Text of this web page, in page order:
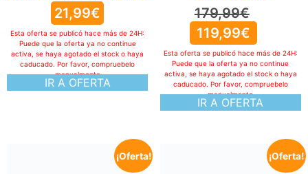
21,99€
IR A OFERTA
Esta oferta se publicó hace más de 24H:
Puede que la oferta ya no continue
activa, se haya agotado el stock o haya
caducado. Por favor, compruebelo
manualmente
179,99€
119,99€
IR A OFERTA
Esta oferta se publicó hace más de 24H:
Puede que la oferta ya no continue
activa, se haya agotado el stock o haya
caducado. Por favor, compruebelo
manualmente
¡Oferta!
Hisense 55A7Q – QLED
¡Oferta!